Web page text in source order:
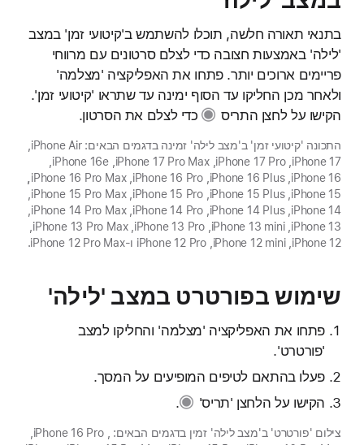
בתנאי תאורה חלשה, תוכלו להשתמש ב'קיטועי זמן' במצב
'לילה' באמצעות חצובה כדי לצלם סרטונים עם מרווחי
פריימים ארוכים יותר. פתחו את האפליקציה 'מצלמה'
ולאחר מכן החליקו עד הסוף ימינה עד שתראו 'קיטועי זמן'.
הקישו עללחצן התריס כדי לצלם את הסרטון.
התכונה 'קיטועי זמן' ב'מצב לילה' זמינה בדגמים הבאים: iPhone Air,
‏iPhone 17, ‏iPhone 17 Pro, ‏iPhone 17 Pro Max, ‏iPhone 16e‏,
iPhone 16‏, iPhone 16 Plus‏, iPhone 16 Pro‏, iPhone 16 Pro Max‏
,
iPhone 15‏, iPhone 15 Plus‏, iPhone 15 Pro‏, iPhone 15 Pro Max‏,
iPhone 14‏, iPhone 14 Plus‏, iPhone 14 Pro‏, iPhone 14 Pro Max‏,
iPhone 13‏, iPhone 13 mini‏, iPhone 13 Pro‏, iPhone 13 Pro Max‏,
iPhone 12‏, iPhone 12 mini‏, iPhone 12 Pro ו-iPhone 12 Pro Max.
שימוש בפורטרט במצב 'לילה'
פתחו את האפליקציה 'מצלמה' והחליקו למצב
'פורטרט'.
פעלו בהתאם לטיפים המופיעים על המסך.
הקישו על הלחצן 'תריס' .